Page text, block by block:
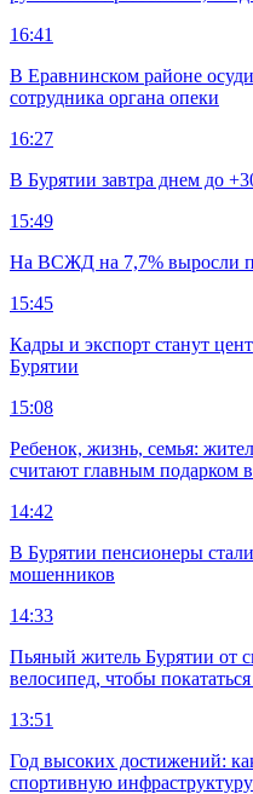
16:41
В Еравнинском районе
сотрудника органа опеки
16:27
В Бурятии завтра днем до
15:49
На ВСЖД на 7,7% выросли
15:45
Кадры и экспорт станут
Бурятии
15:08
Ребенок, жизнь, семья:
считают главным подарком
14:42
В Бурятии пенсионеры
мошенников
14:33
Пьяный житель Бурятии от
велосипед, чтобы
13:51
Год высоких достижений:
спортивную